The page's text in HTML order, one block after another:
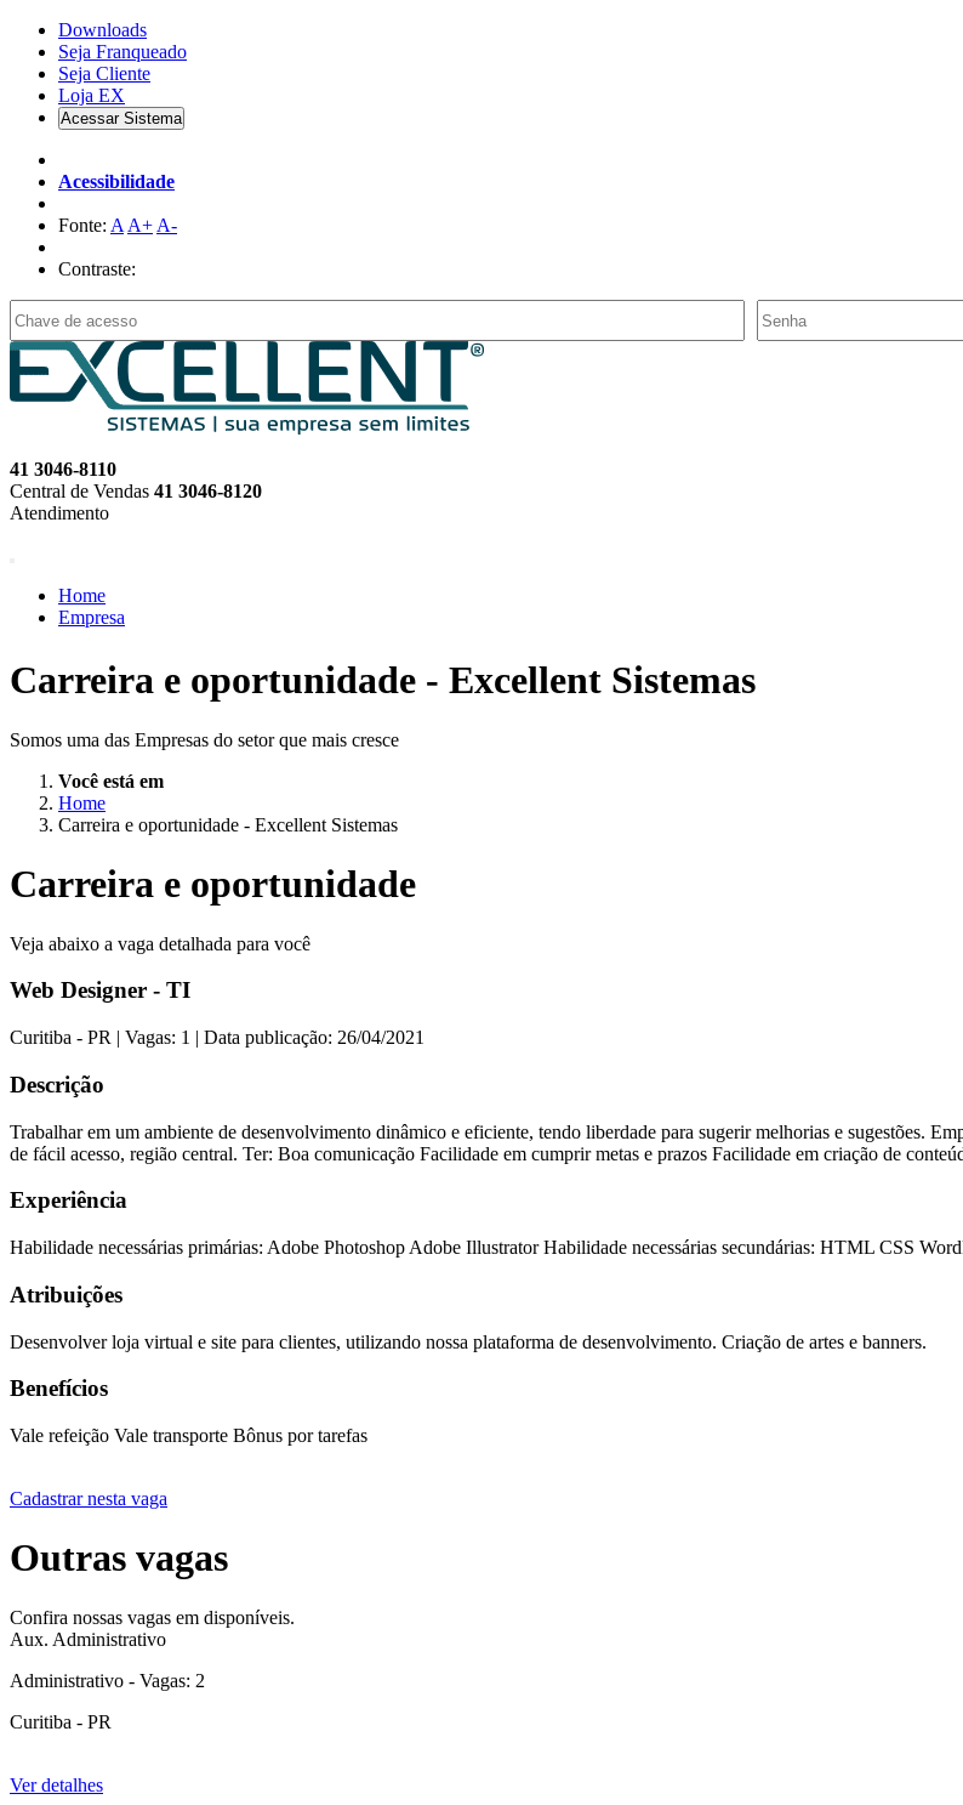
Downloads
Seja Franqueado
Seja Cliente
Loja EX
Acessar Sistema
Acessibilidade
Fonte: A A+ A-
Contraste:
41 3046-8110
Central de Vendas 41 3046-8120
Atendimento
Home
Empresa
Acessos Inteligentes
Suporte
Vagas
Trabalhe Conosco
Contato
Carreira e oportunidade - Excellent Sistemas
Somos uma das Empresas do setor que mais cresce
Você está em
Home
Carreira e oportunidade - Excellent Sistemas
Carreira e oportunidade
Veja abaixo a vaga detalhada para você
Web Designer - TI
Curitiba - PR | Vagas: 1 | Data publicação: 26/04/2021
Descrição
Trabalhar em um ambiente de desenvolvimento dinâmico e eficiente, tendo liberdade para sugerir melhorias e sugestões.
de fácil acesso, região central. Ter: Boa comunicação Facilidade em cumprir metas e prazos Facilidade em criação de
Experiência
Habilidade necessárias primárias: Adobe Photoshop Adobe Illustrator Habilidade necessárias secundárias: HTML CSS
Atribuições
Desenvolver loja virtual e site para clientes, utilizando nossa plataforma de desenvolvimento. Criação de artes e banners.
Benefícios
Vale refeição Vale transporte Bônus por tarefas
Cadastrar nesta vaga
Outras vagas
Confira nossas vagas em disponíveis.
Aux. Administrativo
Administrativo - Vagas: 2
Curitiba - PR
Ver detalhes